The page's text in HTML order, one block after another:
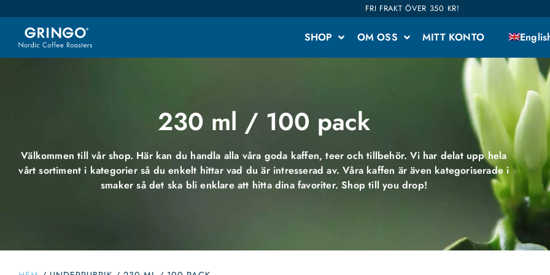
FRI FRAKT ÖVER 350 KR!
SHOP OM OSS MITT KONTO
230 ml / 100 pack
Välkommen till vår shop. Här kan du handla alla våra goda kaffen, teer och tillbehör. Vi har delat upp hela
vårt sortiment i kategorier så du enkelt hittar vad du är intresserad av. Våra kaffen är även kategoriserade i
smaker så det ska bli enklare att hitta dina favoriter. Shop till you drop!